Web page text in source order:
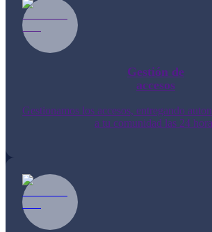
Gestión de
accesos
Gestionamos los accesos, entregando
a tu comunidad las 24